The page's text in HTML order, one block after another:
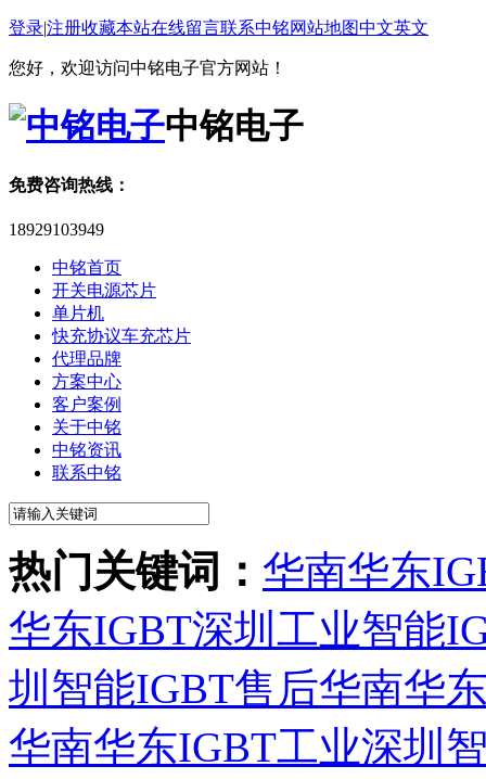
登录|注册收藏本站在线留言联系中铭网站地图中文英文
您好，欢迎访问中铭电子官方网站！
中铭电子
免费咨询热线：
18929103949
中铭首页
开关电源芯片
单片机
快充协议车充芯片
代理品牌
方案中心
客户案例
关于中铭
中铭资讯
联系中铭
热门关键词： 华南华东
华东IGBT深圳工业智能
圳智能IGBT售后华南华
华南华东IGBT工业深圳